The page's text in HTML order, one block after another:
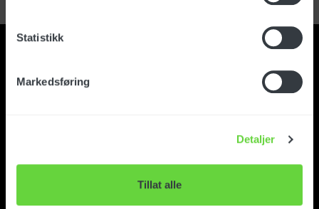
Statistikk
Markedsføring
Detaljer
Tillat alle